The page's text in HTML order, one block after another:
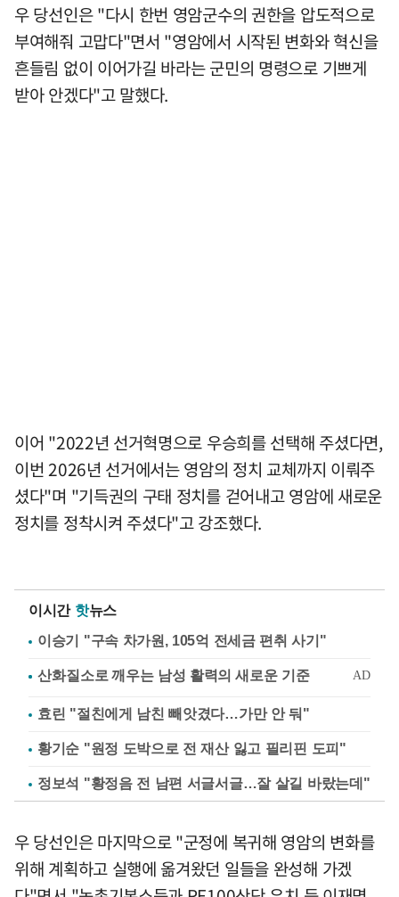
우 당선인은 "다시 한번 영암군수의 권한을 압도적으로
부여해줘 고맙다"면서 "영암에서 시작된 변화와 혁신을
흔들림 없이 이어가길 바라는 군민의 명령으로 기쁘게
받아 안겠다"고 말했다.
이어 "2022년 선거혁명으로 우승희를 선택해 주셨다면,
이번 2026년 선거에서는 영암의 정치 교체까지 이뤄주
셨다"며 "기득권의 구태 정치를 걷어내고 영암에 새로운
정치를 정착시켜 주셨다"고 강조했다.
이시간 핫뉴스
이승기 "구속 차가원, 105억 전세금 편취 사기"
효린 "절친에게 남친 빼앗겼다…가만 안 둬"
황기순 "원정 도박으로 전 재산 잃고 필리핀 도피"
정보석 "황정음 전 남편 서글서글…잘 살길 바랐는데"
우 당선인은 마지막으로 "군정에 복귀해 영암의 변화를
위해 계획하고 실행에 옮겨왔던 일들을 완성해 가겠